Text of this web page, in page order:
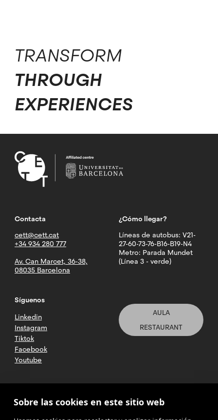
TRANSFORM
THROUGH
EXPERIENCES
Contacta
cett@cett.cat
+34 934 280 777
Av. Can Marcet, 36-38,
08035 Barcelona
¿Cómo llegar?
Líneas de autobus: V21-
27-60-73-76-B16-B19-N4
Metro: Parada Mundet
(Línea 3 - verde)
Síguenos
Linkedin
Instagram
Tiktok
Facebook
Youtube
AULA
RESTAURANT
2025 CETT. Todos los derechos
reservados
Sobre las cookies en este sitio web